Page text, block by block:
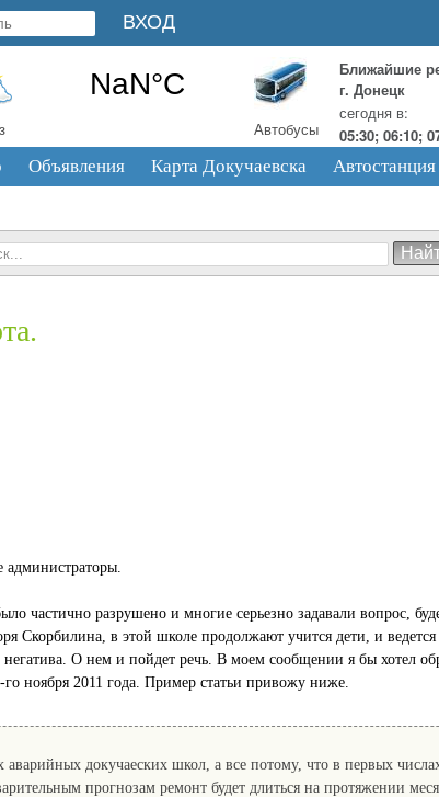
Автобусы
Ближайшие
г. Донецк
сегодня в:
05:30; 06:10;
Объявления Карта Докучаевска
администраторы.
частично разрушено и многие серьезно задавали вопрос,
Скорбилина, в этой школе продолжают учится дети, и
О нем и пойдет речь. В моем сообщении я бы хотел
ноября 2011 года. Пример статьи привожу ниже.
докучаеских школ, а все потому, что в первых
прогнозам ремонт будет длиться на протяжении